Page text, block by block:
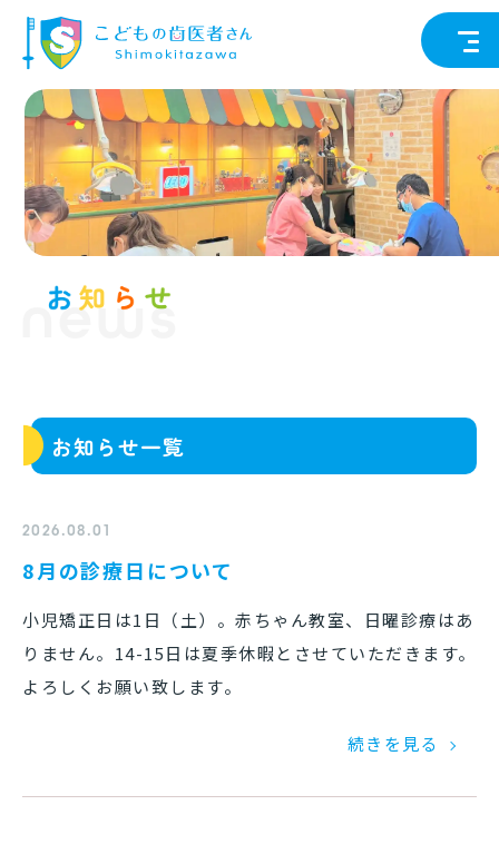
news
お知らせ一覧
2026.08.01
8月の診療日について
小児矯正日は1日（土）。赤ちゃん教室、日曜診療はあ
りません。14-15日は夏季休暇とさせていただきます。
よろしくお願い致します。
続きを見る